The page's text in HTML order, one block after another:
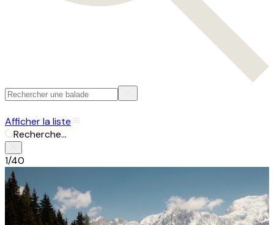
Afficher la liste
Recherche...
1/40